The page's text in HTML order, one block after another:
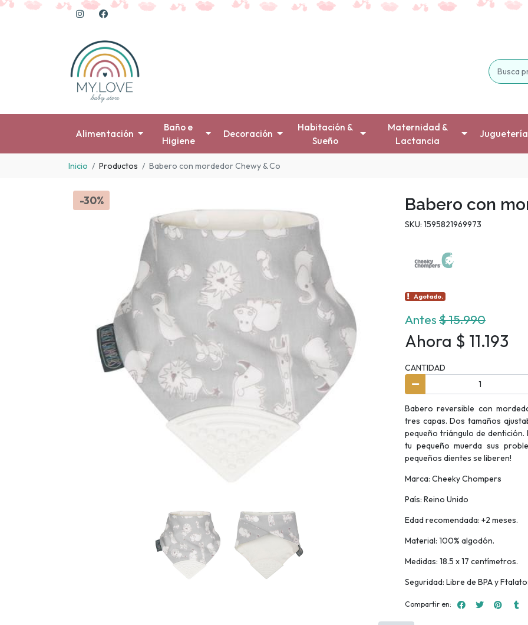
Alimentación
Baño e
Higiene
Decoración
Habitación &
Sueño
Maternidad &
Lactancia
Juguetería
Inicio Productos Babero con mordedor Chewy & Co
-30% Babero con
SKU: 1595821969973
Agotado.
Antes$ 15.990
Ahora $ 11.193
CANTIDAD
Babero reversible con
tres capas. Dos tamaños
pequeño triángulo de
tu pequeño muerda sus
pequeños dientes se liberen!
Marca: Cheeky Chompers
País: Reino Unido
Edad recomendada: +2 meses.
Material: 100% algodón.
Medidas: 18.5 x 17 centímetros.
Seguridad: Libre de BPA y
Compartir en: